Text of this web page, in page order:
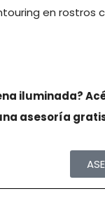
en rostros
iluminada?
asesoría